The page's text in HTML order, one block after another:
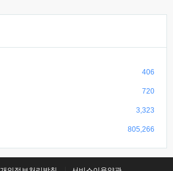
406
720
3,323
805,266